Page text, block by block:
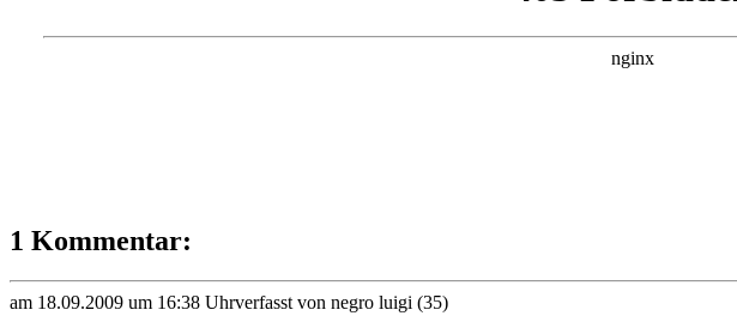
1 Kommentar:
am 18.09.2009 um 16:38 Uhrverfasst von negro luigi (35)